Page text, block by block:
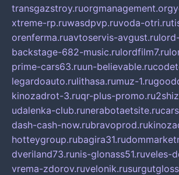
transgazstroy.ruorgmanagement.org
xtreme-rp.ruwasdpvp.ruvoda-otri.ru
orenferma.ruavtoservis-avgust.ru
backstage-682-music.rulordfilm7.ru
prime-cars63.ruun-believable.ru
legardoauto.rulithasa.rumuz-1.ru
kinozadrot-3.ruqr-plus-promo.ru
udalenka-club.runerabotaetsite.ru
dash-cash-now.rubravoprod.ru
hotteygroup.rubagira31.ru
dveriland73.runis-glonass51.ruveles-
vrema-zdorov.ruvelonik.ru